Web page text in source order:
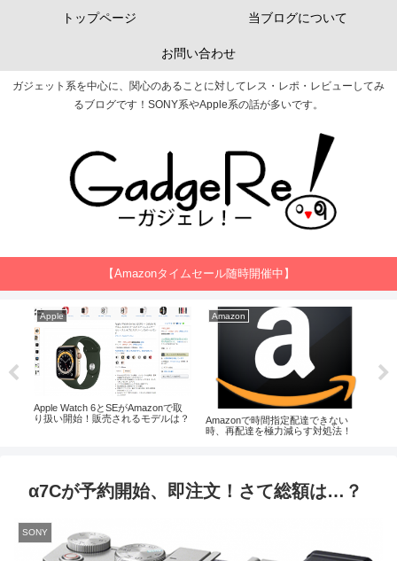
ガジェット系を中心に、関心のあることに対してレス・レポ・レビューしてみ
るブログです！SONY系やApple系の話が多いです。
トップページ 当ブログについて
お問い合わせ
【Amazonタイムセール随時開催中】
SONY
docomo、Xperia Z5 Premium SO-
03Hを11月20日発売！価格は？
ASUS
ASUS Chromebook Flip(C434TA)レ
ビュー｜ PCライクに使えて、物書
き・Chromeユーザーなら快適なデ
バイス
α7Cが予約開始、即注文！さて総額は…？
SONY